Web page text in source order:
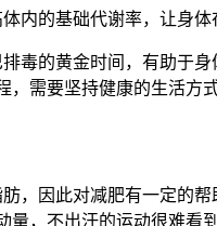
内的基础代谢率，让身
毒的黄金时间，有助于
需要坚持健康的生活方
，因此对减肥有一定的
，不出汗的运动很难看